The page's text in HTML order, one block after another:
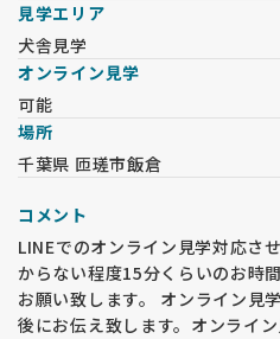
見学エリア
犬舎見学
オンライン見学
可能
場所
千葉県 匝瑳市飯倉
コメント
LINEでのオンライン見学対応さ
からない程度15分くらいのお時
お願い致します。 オンライン見
後にお伝え致します。オンライ